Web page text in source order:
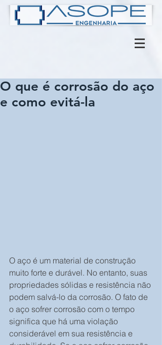
O que é corrosão do aço
e como evitá-la
O aço é um material de construção
muito forte e durável. No entanto, suas
propriedades sólidas e resistência não
podem salvá-lo da corrosão. O fato de
o aço sofrer corrosão com o tempo
significa que há uma violação
considerável em sua resistência e